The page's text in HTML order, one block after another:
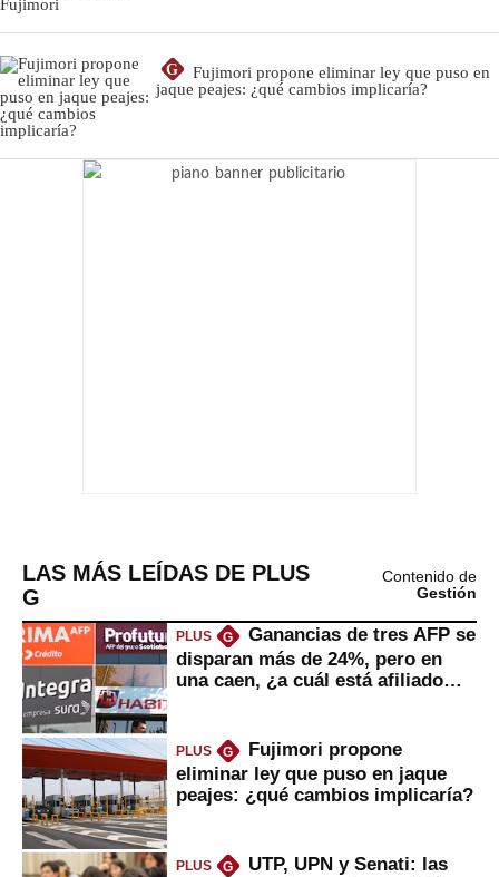
G
Fujimori propone eliminar ley que puso en
jaque peajes: ¿qué cambios implicaría?
LAS MÁS LEÍDAS DE PLUS
G
Contenido de
Gestión
PLUS G
Ganancias de tres AFP se
disparan más de 24%, pero en
una caen, ¿a cuál está afiliado
PLUS G
Fujimori propone
eliminar ley que puso en jaque
peajes: ¿qué cambios implicaría?
PLUS G
UTP, UPN y Senati: las